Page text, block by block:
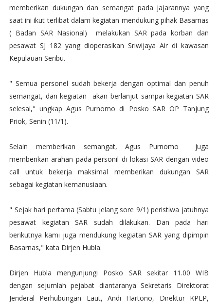
memberikan dukungan dan semangat pada jajarannya yang
saat ini ikut terlibat dalam kegiatan mendukung pihak Basarnas
( Badan SAR Nasional) melakukan SAR pada korban dan
pesawat SJ 182 yang dioperasikan Sriwijaya Air di kawasan
Kepulauan Seribu.
" Semua personel sudah bekerja dengan optimal dan penuh
semangat, dan kegiatan akan berlanjut sampai kegiatan SAR
selesai," ungkap Agus Purnomo di Posko SAR OP Tanjung
Priok, Senin (11/1).
Selain memberikan semangat, Agus Purnomo juga
memberikan arahan pada personil di lokasi SAR dengan video
call untuk bekerja maksimal memberikan dukungan SAR
sebagai kegiatan kemanusiaan.
" Sejak hari pertama (Sabtu jelang sore 9/1) peristiwa jatuhnya
pesawat kegiatan SAR sudah dilakukan. Dan pada hari
berikutnya kami juga mendukung kegiatan SAR yang dipimpin
Basarnas," kata Dirjen Hubla.
Dirjen Hubla mengunjungi Posko SAR sekitar 11.00 WIB
dengan sejumlah pejabat diantaranya Sekretaris Direktorat
Jenderal Perhubungan Laut, Andi Hartono, Direktur KPLP,